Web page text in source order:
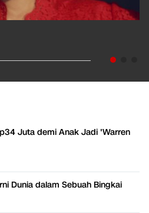
Juta demi Anak Jadi 'Warren
Dunia dalam Sebuah Bingkai